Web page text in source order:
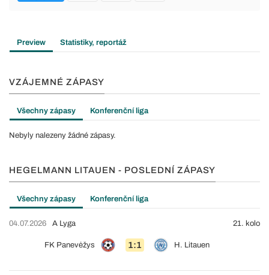
Preview Statistiky, reportáž
VZÁJEMNÉ ZÁPASY
Všechny zápasy Konferenční liga
Nebyly nalezeny žádné zápasy.
HEGELMANN LITAUEN - POSLEDNÍ ZÁPASY
Všechny zápasy Konferenční liga
04.07.2026
FK Panevėžys 1:1 H. Litauen
A Lyga 21. kolo